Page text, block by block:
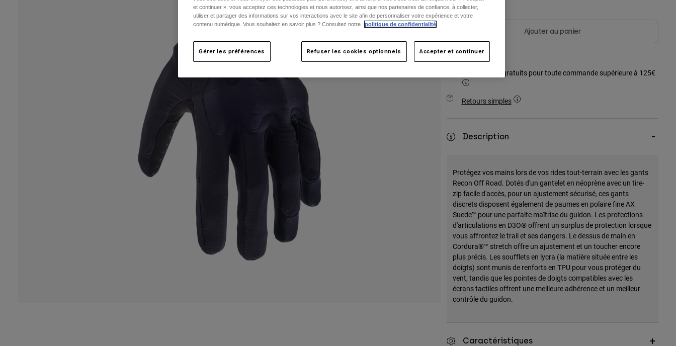
Ajouter au panier
Frais de port gratuits pour toute commande supérieure à 125€
Retours simples
Description
Protégez vos mains lors de vos rides tout-terrain avec les gants
Recon Off Road. Dotés d'un gantelet en néoprène avec un tire-
zip facile d'accès, pour un ajustement sécurisé, ces gants
discrets disposent également de paumes en polaire fine AX
Suede™ pour une parfaite maîtrise du guidon. Les protections
d'articulations en D3O® offrent un surplus de protection lorsque
vous affrontez le trail et ses dangers. Le dessus de main en
Cordura®™ stretch offre un ajustement et un toucher encore
plus précis. Les soufflets en lycra (la matière située entre les
doigts) sont munis de renforts en TPU pour vous protéger du
vent, tandis que les pointes de doigts compatibles avec les
écrans tactiles offrent une meilleure adhérence et un meilleur
contrôle du guidon.
Caractéristiques
et continuer », vous acceptez ces technologies et nous autorisez, ainsi que nos partenaires de confiance, à collecter,
utiliser et partager des informations sur vos interactions avec le site afin de personnaliser votre expérience et votre
contenu numérique. Vous souhaitez en savoir plus ? Consultez notre
politique de confidentialité
Gérer les préférences Refuser les cookies optionnels Accepter et continuer